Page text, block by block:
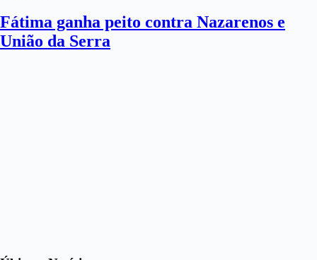
Fátima ganha peito contra Nazarenos e
União da Serra